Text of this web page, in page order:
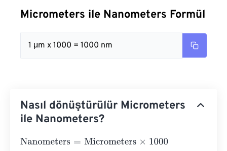
Micrometers ile Nanometers Formül
1 μm x 1000 = 1000 nm
Nasıl dönüştürülür Micrometers
ile Nanometers?
Nanometers= Micrometers×1000